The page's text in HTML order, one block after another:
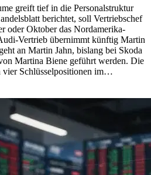
greift tief in die Personalstruktur
berichtet, soll Vertriebschef
oder Oktober das Nordamerika-
Vertrieb übernimmt künftig Martin
an Martin Jahn, bislang bei Skoda
Martina Biene geführt werden. Die
vier Schlüsselpositionen im…